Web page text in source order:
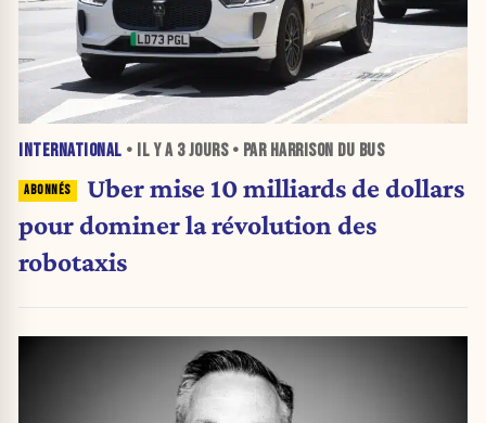
INTERNATIONAL • IL Y A 3 JOURS• PAR HARRISON DU BUS
Uber mise 10 milliards de dollars
pour dominer la révolution des
robotaxis